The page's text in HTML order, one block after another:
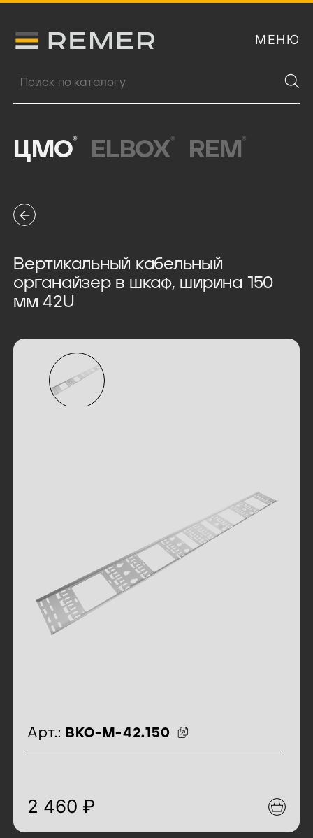
Логитип компании Remer МЕНЮ
Поиск продукции
ЦМО® ELBOX® REM ®
Вертикальный кабельный
органайзер в шкаф, ширина 150
мм 42U
идентификаторы товара
Арт.: ВКО-М-42.150
2 460 ₽